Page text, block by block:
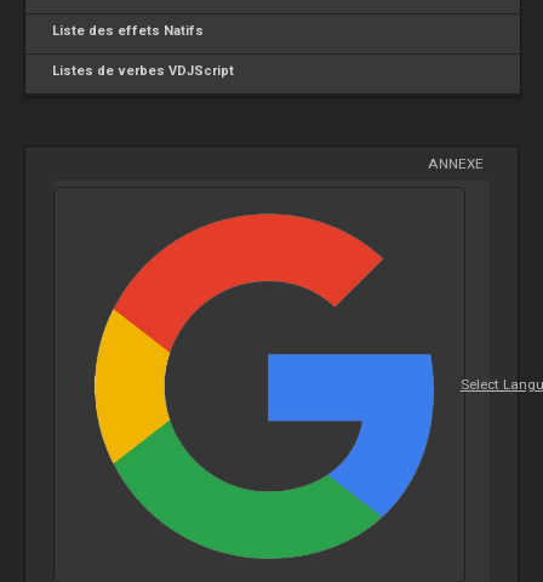
Liste des effets Natifs
Listes de verbes VDJScript
ANNEXE
Select